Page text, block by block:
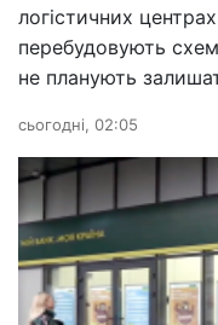
логістичних
перебудовують
не планують
сьогодні, 02:05